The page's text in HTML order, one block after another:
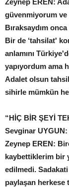
güvenmiyorum ve
Bıraksaydım
Bir de ‘tahsilat'
anlamını
yapıyordum ama
Adalet olsun
sihirle mümkün
“HİÇ BİR ŞEYİ
Sevginar
Zeynep EREN:
kaybettiklerim bir
edilmedi.
paylaşan herkese